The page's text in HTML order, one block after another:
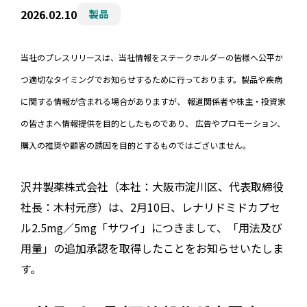
2026.02.10 製品
当社のプレスリリースは、当社情報をステークホルダーの皆様へ公平か
つ適切なタイミングでお知らせするために行っております。製品や疾病
に関する情報が含まれる場合がありますが、 報道関係者や株主・投資家
の皆さまへ情報提供を目的としたものであり、 広告やプロモーション、
購入の推奨や顧客の誘因を目的とするものではございません。
沢井製薬株式会社（本社：大阪市淀川区、代表取締役
社長：木村元彦）は、2月10日、レナリドミドカプセ
ル2.5mg／5mg「サワイ」につきまして、「用法及び
用量」の追加承認を取得したことをお知らせいたしま
す。